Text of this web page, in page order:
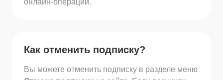
Как отменить подписку?
Вы можете отменить подписку в разделе меню